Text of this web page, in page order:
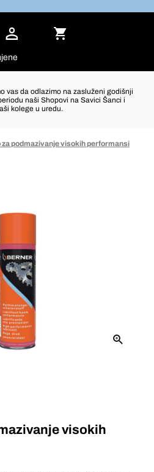
vas da odlazimo na zasluženi godišnji
naši Shopovi na Savici Šanci i
kolege u uredu.
podmazivanje visokih performansi
visokih